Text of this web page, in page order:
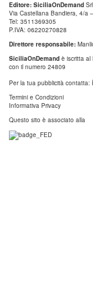
Editore: SiciliaOnDemand Srl
Via Castellana Bandiera, 4/a
Tel: 3511369305
P.IVA: 06220270828
Direttore responsabile:
SiciliaOnDemand è iscritta al
con il numero 24809
Per la tua pubblicità contatta:
Termini e Condizioni
Informativa Privacy
Questo sito è associato alla